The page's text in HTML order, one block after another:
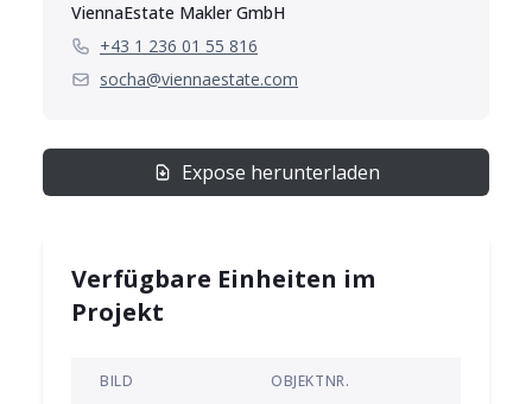
ViennaEstate Makler GmbH
+43 1 236 01 55 816
socha@viennaestate.com
Expose herunterladen
Verfügbare Einheiten im
Projekt
BILD OBJEKTNR.